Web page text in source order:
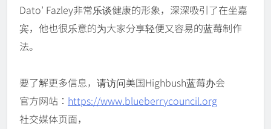
Dato’ Fazley非常乐谈健康的形象，深深吸引了在坐嘉
宾，他也很乐意的为大家分享轻便又容易的蓝莓制作
法。
要了解更多信息，请访问美国Highbush蓝莓办会
官方网站： https://www.blueberrycouncil.org
社交媒体页面，